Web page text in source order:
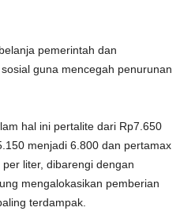
pemerintah dan
guna mencegah penurunan
hal ini pertalite dari Rp7.650
menjadi 6.800 dan pertamax
liter, dibarengi dengan
mengalokasikan pemberian
terdampak.